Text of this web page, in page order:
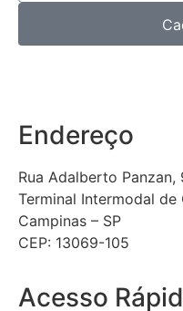
Endereço
Rua Adalberto Panzan,
Terminal Intermodal de
Campinas – SP
CEP: 13069-105
Acesso